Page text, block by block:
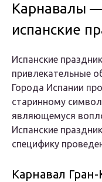
Карнавалы
испанские
Испанские
привлекательные
Города Испании
старинному
являющемуся
Испанские
специфику
Карнавал